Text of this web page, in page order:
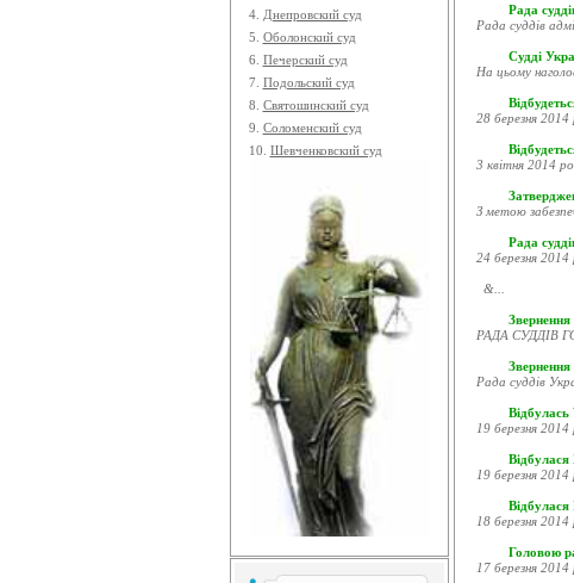
4. Днепровский суд
5. Оболонский суд
6. Печерский суд
7. Подольский суд
8. Святошинский суд
9. Соломенский суд
10. Шевченковский суд
Рада
Рада суддів
Судді
На цьому
28 березня 2014
3 квітня 2014
З метою
Рада
24 березня 2014
&...
Звернення
РАДА СУДДІВ
Рада суддів
Відбулась
19 березня 2014
Відбулася
19 березня
Відбулася
18 березня 2014
Головою
17 березня 2014